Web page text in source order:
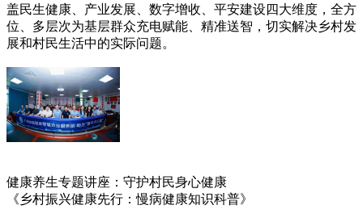
盖民生健康、产业发展、数字增收、平安建设四大维度，全方
位、多层次为基层群众充电赋能、精准送智，切实解决乡村发
展和村民生活中的实际问题。
健康养生专题讲座：守护村民身心健康
《乡村振兴健康先行：慢病健康知识科普》